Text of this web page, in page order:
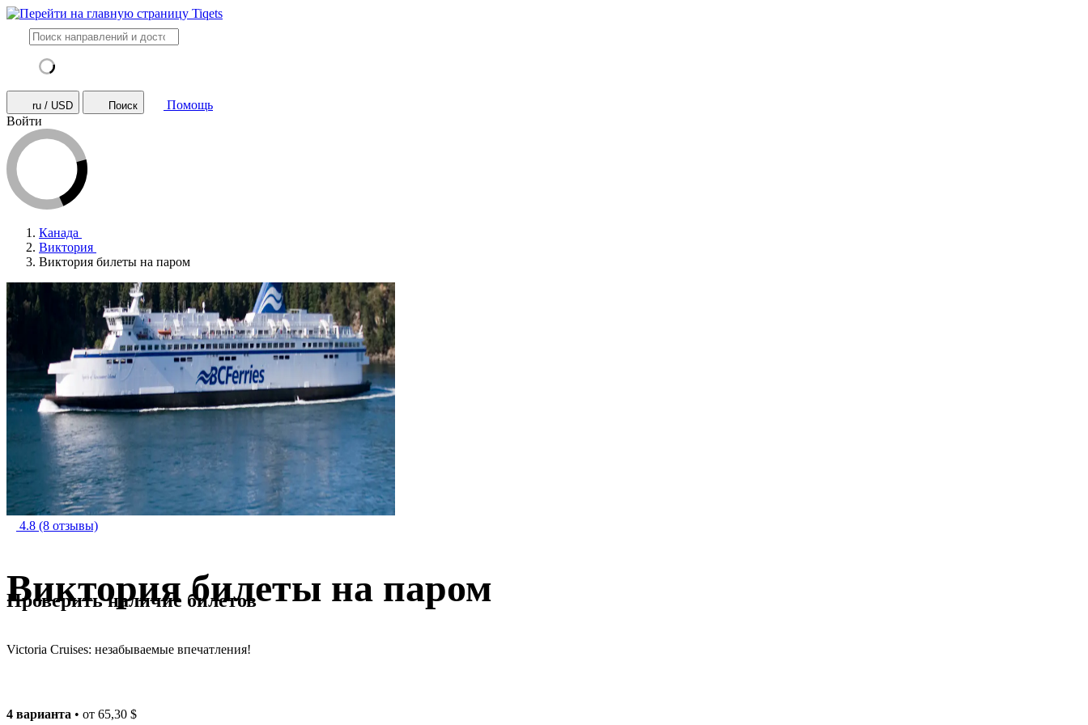
ru / USD Поиск
Помощь
Войти
Канада
Виктория
Виктория билеты на паром
4.8 (8 отзывы)
Виктория билеты на паром
Victoria Cruises: незабываемые впечатления!
Проверить наличие билетов
4 варианта • от 65,30 $